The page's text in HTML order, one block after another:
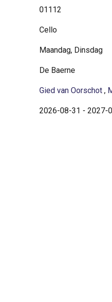
01112
Cello
Maandag, Dinsdag
De Baerne
Gied van Oorschot ,
2026-08-31 - 2027-